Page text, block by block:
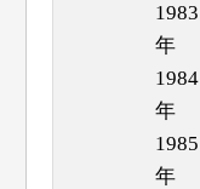
1983
年
1984
年
1985
年